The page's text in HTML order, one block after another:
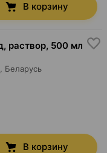
В корзину
раствор, 500 мл
, Беларусь
В корзину